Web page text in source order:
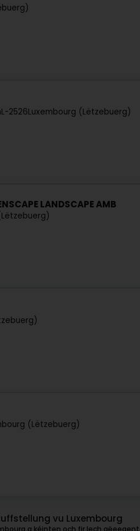
L-2526Luxembourg (Lëtzebuerg)
LANDSCAPE AMB
(Lëtzebuerg)
vu Luxembourg
a kéinten och fir Iech gëeegent